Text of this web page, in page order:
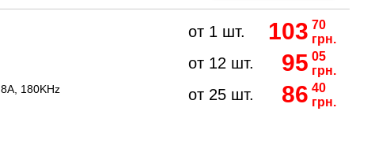
180KHz
от 1 шт. 103 70
грн.
от 12 шт. 95 05
грн.
от 25 шт. 86 40
грн.